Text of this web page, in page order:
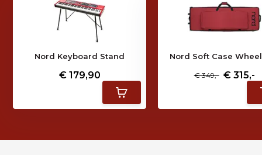
Nord Keyboard Stand
€ 179,90
Nord Soft Case
€ 349,- € 315,-